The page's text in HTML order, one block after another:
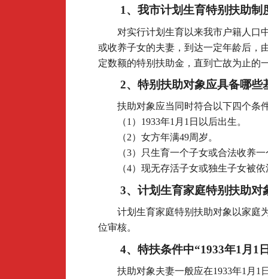
1、我市计划生育特别扶助
对实行计划生育以来我市户籍人口
或收养子女的夫妻，到达一定年龄后，
定数额的特别扶助金，直到亡故为止的
2、特别扶助对象应具备哪些
扶助对象应当同时符合以下四个条
（1）1933年1月1日以后出生。
（2）女方年满49周岁。
（3）只生育一个子女或合法收养
（4）现无存活子女或独生子女被
3、计划生育家庭特别扶助
计划生育家庭特别扶助对象以家庭
位审核。
4、特扶条件中“1933年1月1
扶助对象夫妻一般应在1933年1月1